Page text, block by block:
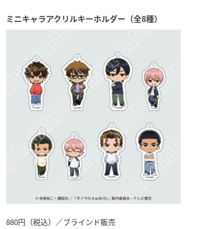
ミニキャラアクリルキーホルダー（全8種）
880円（税込）／ブラインド販売